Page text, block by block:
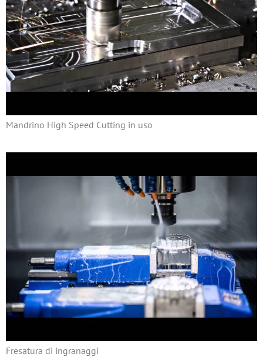
Mandrino High Speed Cutting in uso
Fresatura di ingranaggi